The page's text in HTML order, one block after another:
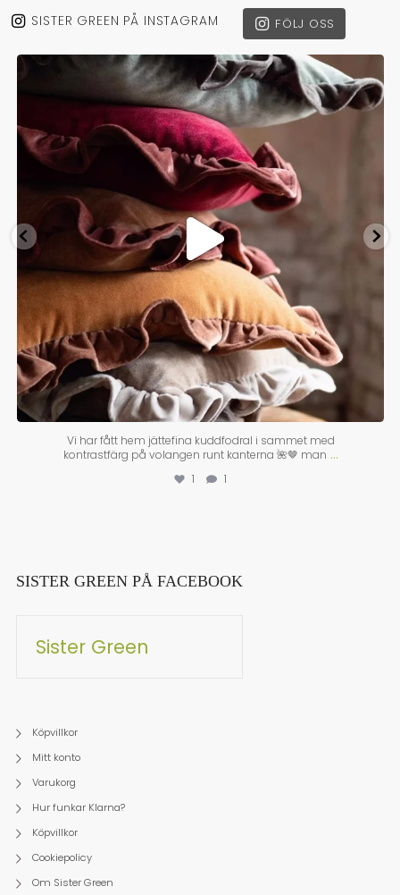
SISTER GREEN PÅ INSTAGRAM FÖLJ OSS
Vi har fått hem jättefina kuddfodral i sammet med
kontrastfärg på volangen runt kanterna 🌺🤎 man ...
1 1
SISTER GREEN PÅ FACEBOOK
Sister Green
Köpvillkor
Mitt konto
Varukorg
Hur funkar Klarna?
Köpvillkor
Cookiepolicy
Om Sister Green